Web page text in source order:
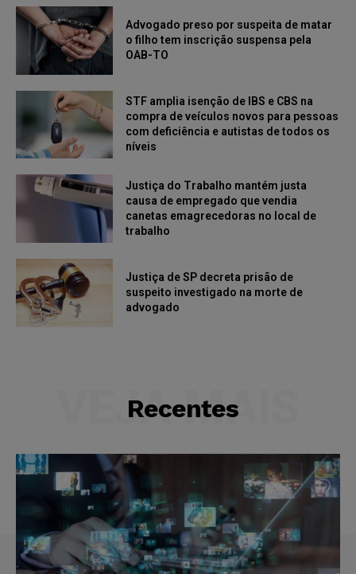
Advogado preso por suspeita de matar
o filho tem inscrição suspensa pela
OAB-TO
STF amplia isenção de IBS e CBS na
compra de veículos novos para pessoas
com deficiência e autistas de todos os
níveis
Justiça do Trabalho mantém justa
causa de empregado que vendia
canetas emagrecedoras no local de
trabalho
Justiça de SP decreta prisão de
suspeito investigado na morte de
advogado
Recentes
VEJA MAIS